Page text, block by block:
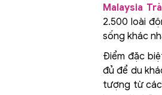
Malaysia
2.500 loài
sống khác
Điểm đặc
đủ để du
tượng từ